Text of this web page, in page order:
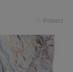
Pobierz